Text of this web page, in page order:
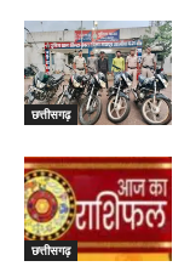
छत्तीसगढ़
छत्तीसगढ़